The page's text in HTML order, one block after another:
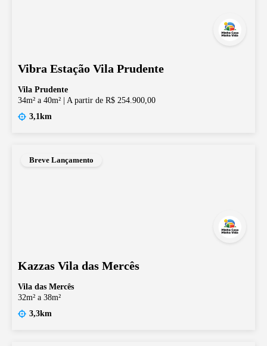
Vibra Estação Vila Prudente
Vila Prudente
34m² a 40m²
A partir de R$ 254.900,00
3,1km
Breve Lançamento
Kazzas Vila das Mercês
Vila das Mercês
32m² a 38m²
3,3km